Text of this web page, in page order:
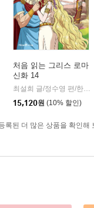
처음 읽는 그리스 로마
신화 14
최설희 글/정수영 편/한현동 그림
15,120원 (10% 할인)
록된 더 많은 상품을 확인해